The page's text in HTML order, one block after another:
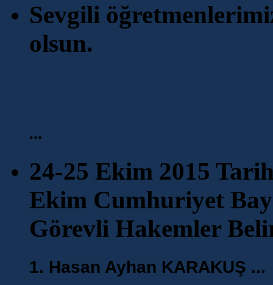
Sevgili
olsun.
...
24-25 Ekim 2015
Ekim Cumhuriyet
Görevli Hakemler
1. Hasan Ayhan KARAKUŞ ...